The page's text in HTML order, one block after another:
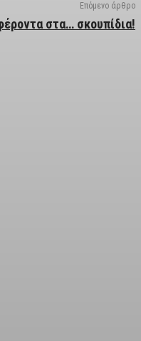
Επόμενο άρθρο
στα… σκουπίδια!